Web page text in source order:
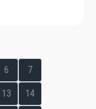
6 7
13 14